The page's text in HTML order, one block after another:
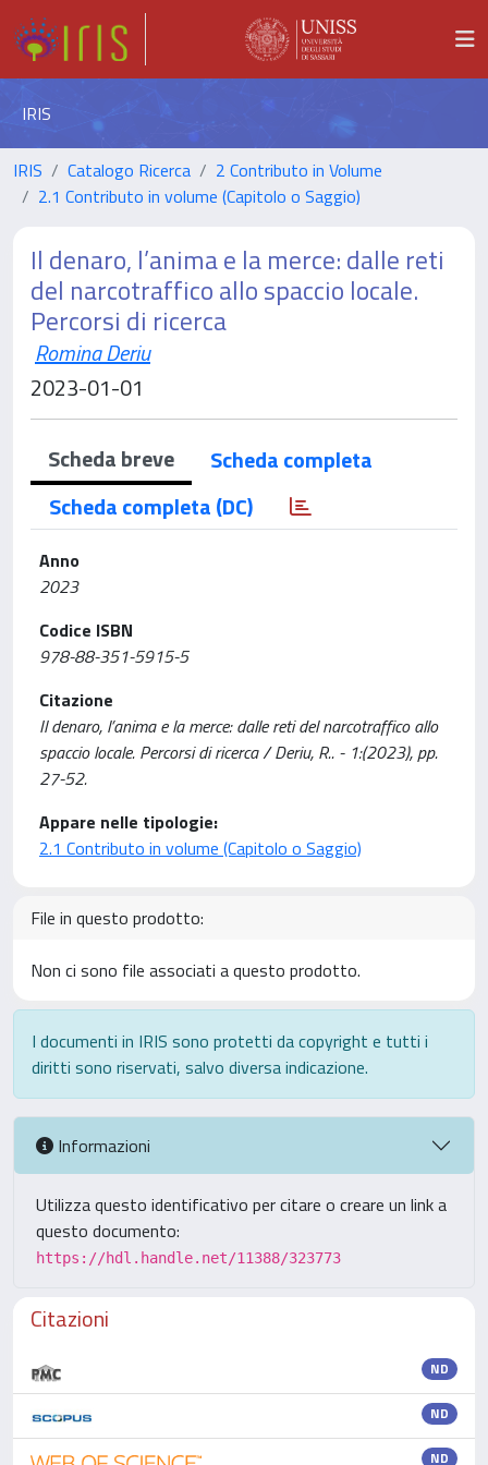
IRIS
IRIS Catalogo Ricerca
2 Contributo in Volume
2.1 Contributo in volume (Capitolo o Saggio)
Il denaro, l’anima e la merce: dalle reti
del narcotraffico allo spaccio locale.
Percorsi di ricerca
Romina Deriu
2023-01-01
Scheda breve
Scheda completa
Scheda completa (DC)
Anno
2023
Codice ISBN
978-88-351-5915-5
Citazione
Il denaro, l’anima e la merce: dalle reti del narcotraffico allo
spaccio locale. Percorsi di ricerca / Deriu, R.. - 1:(2023), pp.
27-52.
Appare nelle tipologie:
2.1 Contributo in volume (Capitolo o Saggio)
File in questo prodotto:
Non ci sono file associati a questo prodotto.
I documenti in IRIS sono protetti da copyright e tutti i
diritti sono riservati, salvo diversa indicazione.
Informazioni
Utilizza questo identificativo per citare o creare un link a
questo documento:
https://hdl.handle.net/11388/323773
Citazioni
ND
ND
ND